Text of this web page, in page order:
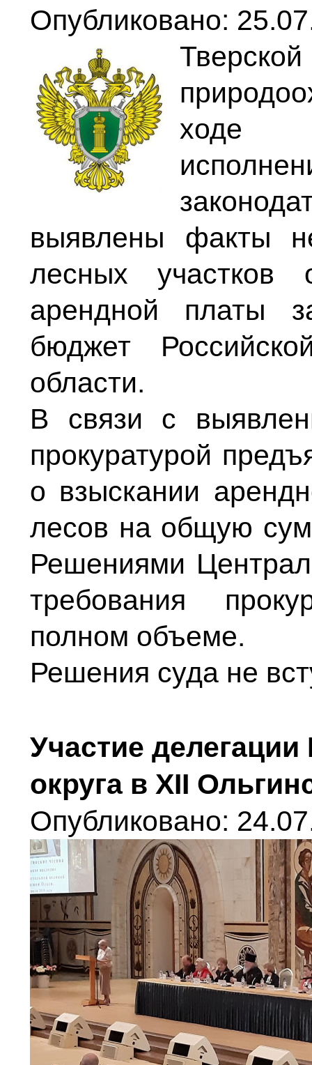
Опубликовано:
ходе
выявлены факты
лесных участков
арендной платы
бюджет
области.
В связи с
прокуратурой
о взыскании
лесов на общую
Решениями
требования
полном объеме.
Решения суда не
Участие делегации
округа в XII
Опубликовано: